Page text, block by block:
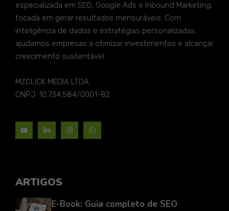
especializada em SEO, Google Ads e Inbound Marketing,
focada em gerar resultados mensuráveis. Com
inteligência de dados e estratégias personalizadas,
ajudamos empresas a otimizar investimentos e alcançar
crescimento sustentável.
MZCLICK MEDIA LTDA.
CNPJ: 10.734.584/0001-82
ARTIGOS
E-Book: Guia completo de SEO